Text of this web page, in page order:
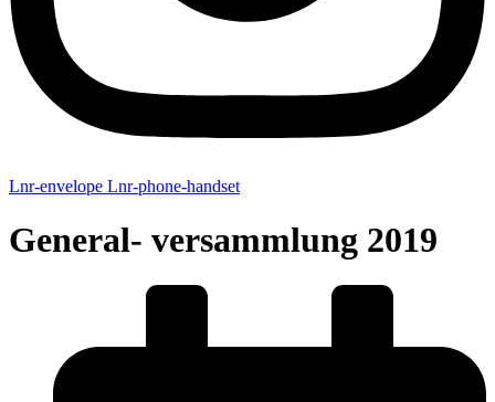
Lnr-envelope Lnr-phone-handset
General- versammlung 2019